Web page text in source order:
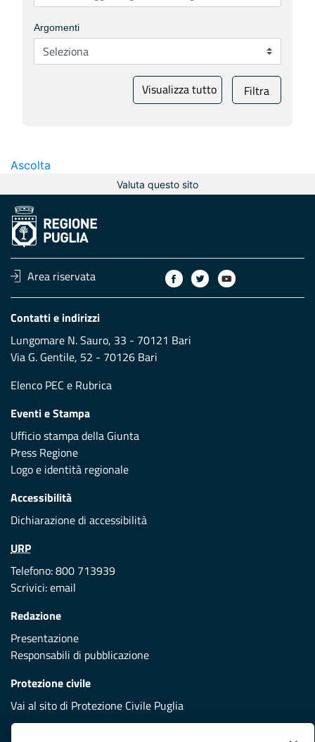
Argomenti
Visualizza tutto Filtra
Ascolta
Valuta questo sito
Area riservata
Contatti e indirizzi
Lungomare N. Sauro, 33 - 70121 Bari
Via G. Gentile, 52 - 70126 Bari
Elenco PEC e Rubrica
Eventi e Stampa
Ufficio stampa della Giunta
Press Regione
Logo e identità regionale
Accessibilità
Dichiarazione di accessibilità
URP
Telefono: 800 713939
Scrivici:email
Redazione
Presentazione
Responsabili di pubblicazione
Protezione civile
Vai al sito di Protezione Civile Puglia